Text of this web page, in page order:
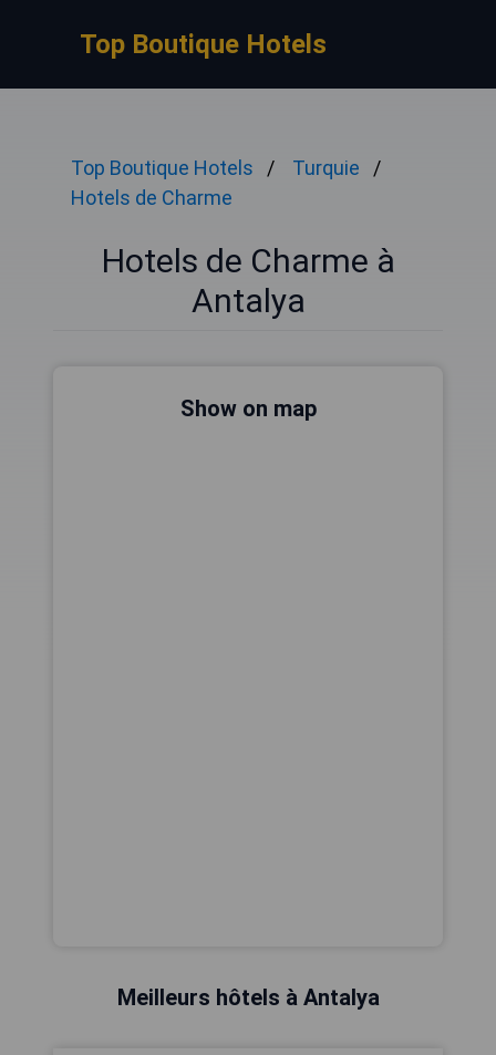
Top Boutique Hotels
Top Boutique Hotels
Turquie
Hotels de Charme
Hotels de Charme à
Antalya
Show on map
Meilleurs hôtels à Antalya